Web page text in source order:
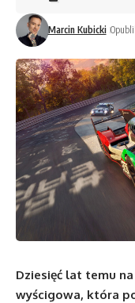
Marcin Kubicki
Dziesięć lat temu
wyścigowa, która